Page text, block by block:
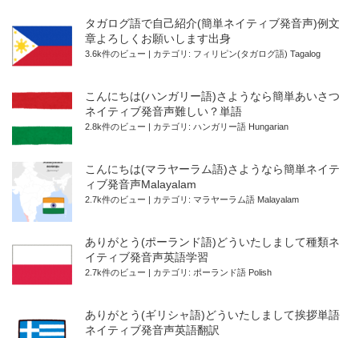
タガログ語で自己紹介(簡単ネイティブ発音声)例文
章よろしくお願いします出身
3.6k件のビュー カテゴリ: フィリピン(タガログ語) Tagalog
こんにちは(ハンガリー語)さようなら簡単あいさつ
ネイティブ発音声難しい？単語
2.8k件のビュー カテゴリ: ハンガリー語 Hungarian
こんにちは(マラヤーラム語)さようなら簡単ネイテ
ィブ発音声Malayalam
2.7k件のビュー カテゴリ: マラヤーラム語 Malayalam
ありがとう(ポーランド語)どういたしまして種類ネ
イティブ発音声英語学習
2.7k件のビュー カテゴリ: ポーランド語 Polish
ありがとう(ギリシャ語)どういたしまして挨拶単語
ネイティブ発音声英語翻訳